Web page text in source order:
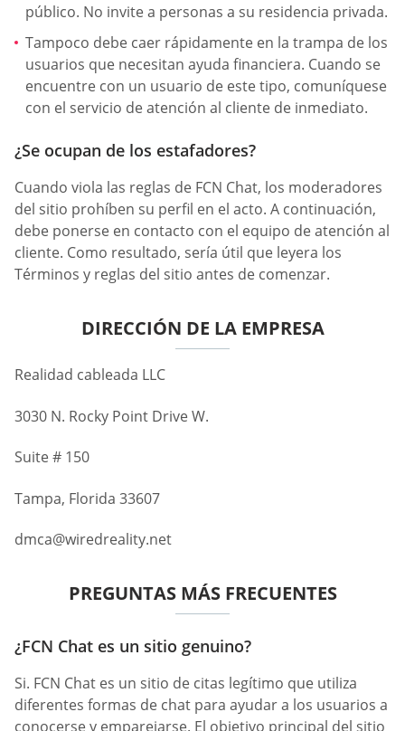
público. No invite a personas a su residencia privada.
Tampoco debe caer rápidamente en la trampa de los
usuarios que necesitan ayuda financiera. Cuando se
encuentre con un usuario de este tipo, comuníquese
con el servicio de atención al cliente de inmediato.
¿Se ocupan de los estafadores?
Cuando viola las reglas de FCN Chat, los moderadores
del sitio prohíben su perfil en el acto. A continuación,
debe ponerse en contacto con el equipo de atención al
cliente. Como resultado, sería útil que leyera los
Términos y reglas del sitio antes de comenzar.
DIRECCIÓN DE LA EMPRESA
Realidad cableada LLC
3030 N. Rocky Point Drive W.
Suite # 150
Tampa, Florida 33607
dmca@wiredreality.net
PREGUNTAS MÁS FRECUENTES
¿FCN Chat es un sitio genuino?
Si. FCN Chat es un sitio de citas legítimo que utiliza
diferentes formas de chat para ayudar a los usuarios a
conocerse y emparejarse. El objetivo principal del sitio